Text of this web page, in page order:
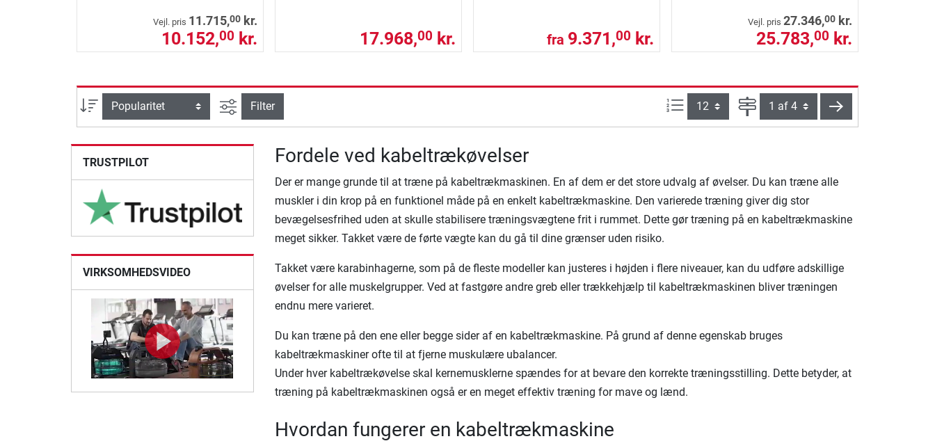
Vejl. pris 11.715,00 kr.
10.152,00 kr. 17.968,00 kr. fra 9.371,00 kr.
Vejl. pris 27.346,00 kr.
25.783,00 kr.
sortering Avanceret søgning
Filter Artikel pr. side: Side videre
TRUSTPILOT
VIRKSOMHEDSVIDEO
Fordele ved kabeltrækøvelser
Der er mange grunde til at træne på kabeltrækmaskinen. En af dem er det store udvalg af øvelser. Du kan træne alle
muskler i din krop på en funktionel måde på en enkelt kabeltrækmaskine. Den varierede træning giver dig stor
bevægelsesfrihed uden at skulle stabilisere træningsvægtene frit i rummet. Dette gør træning på en kabeltrækmaskine
meget sikker. Takket være de førte vægte kan du gå til dine grænser uden risiko.
Takket være karabinhagerne, som på de fleste modeller kan justeres i højden i flere niveauer, kan du udføre adskillige
øvelser for alle muskelgrupper. Ved at fastgøre andre greb eller trækkehjælp til kabeltrækmaskinen bliver træningen
endnu mere varieret.
Du kan træne på den ene eller begge sider af en kabeltrækmaskine. På grund af denne egenskab bruges
kabeltrækmaskiner ofte til at fjerne muskulære ubalancer.
Under hver kabeltrækøvelse skal kernemusklerne spændes for at bevare den korrekte træningsstilling. Dette betyder, at
træning på kabeltrækmaskinen også er en meget effektiv træning for mave og lænd.
Hvordan fungerer en kabeltrækmaskine